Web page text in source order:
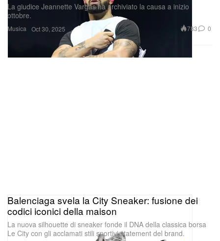
Musica
La giudice Jeannette Vargas ha archiviato la causa a inizio
ottobre.
Oct 30, 2025 783 0
Balenciaga svela la City Sneaker: fusione dei
codici iconici della maison
La nuova silhouette di sneaker fonde il DNA della classica borsa
Le City con gli acclamati stili sportivi statement del brand.